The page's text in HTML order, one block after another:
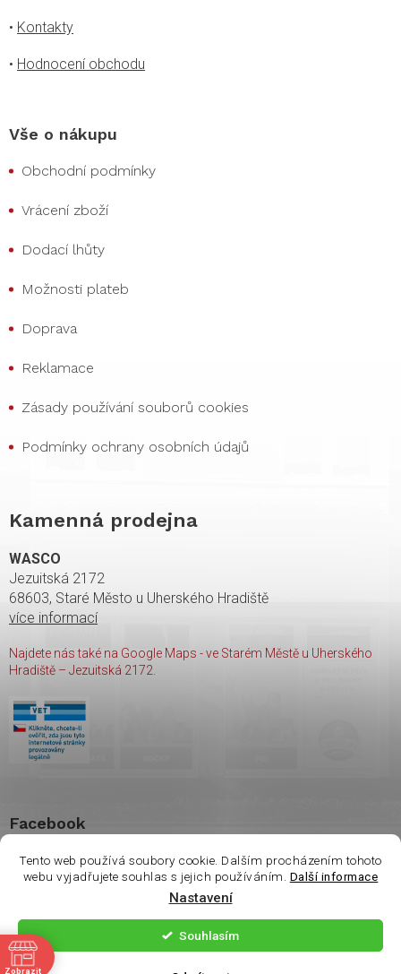
Tento web používá soubory cookie. Dalším procházením tohoto
webu vyjadřujete souhlas s jejich používáním. Další informace
Nastavení
Souhlasím
• Kontakty
• Hodnocení obchodu
Vše o nákupu
Obchodní podmínky
Vrácení zboží
Dodací lhůty
Možnosti plateb
Doprava
Reklamace
Zásady používání souborů cookies
Podmínky ochrany osobních údajů
Kamenná prodejna
WASCO
Jezuitská 2172
68603, Staré Město u Uherského Hradiště
více informací
Najdete nás také na Google Maps - ve Starém Městě u Uherského
Hradiště – Jezuitská 2172.
Facebook
Vytvořil Shoptet | Nakódoval
Copyright 2026 shop Wasco. Všechna práva vyhrazena.
Zobrazit